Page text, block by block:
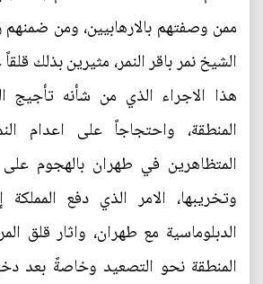
ممن وصفتهم بالارهابيين، ومن
الشيخ نمر باقر النمر، مثيرين بذلك قلقاً
هذا الاجراء الذي من شأنه تأجيج
المنطقة، واحتجاجاً على اعدام
المتظاهرين في طهران بالهجوم على
وتخريبها، الامر الذي دفع
الدبلوماسية مع طهران، واثار قلق
المنطقة نحو التصعيد وخاصةً بعد